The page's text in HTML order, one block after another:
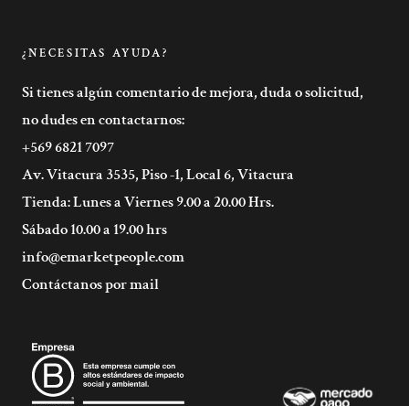
¿NECESITAS AYUDA?
Si tienes algún comentario de mejora, duda o solicitud,
no dudes en contactarnos:
+569 6821 7097
Av. Vitacura 3535, Piso -1, Local 6, Vitacura
Tienda: Lunes a Viernes 9.00 a 20.00 Hrs.
Sábado 10.00 a 19.00 hrs
info@emarketpeople.com
Contáctanos por mail